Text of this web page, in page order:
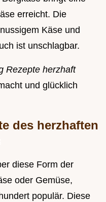
erreicht. Die
Käse und
ist unschlagbar.
Rezepte herzhaft
und glücklich
des herzhaften
diese Form der
oder Gemüse,
populär. Diese